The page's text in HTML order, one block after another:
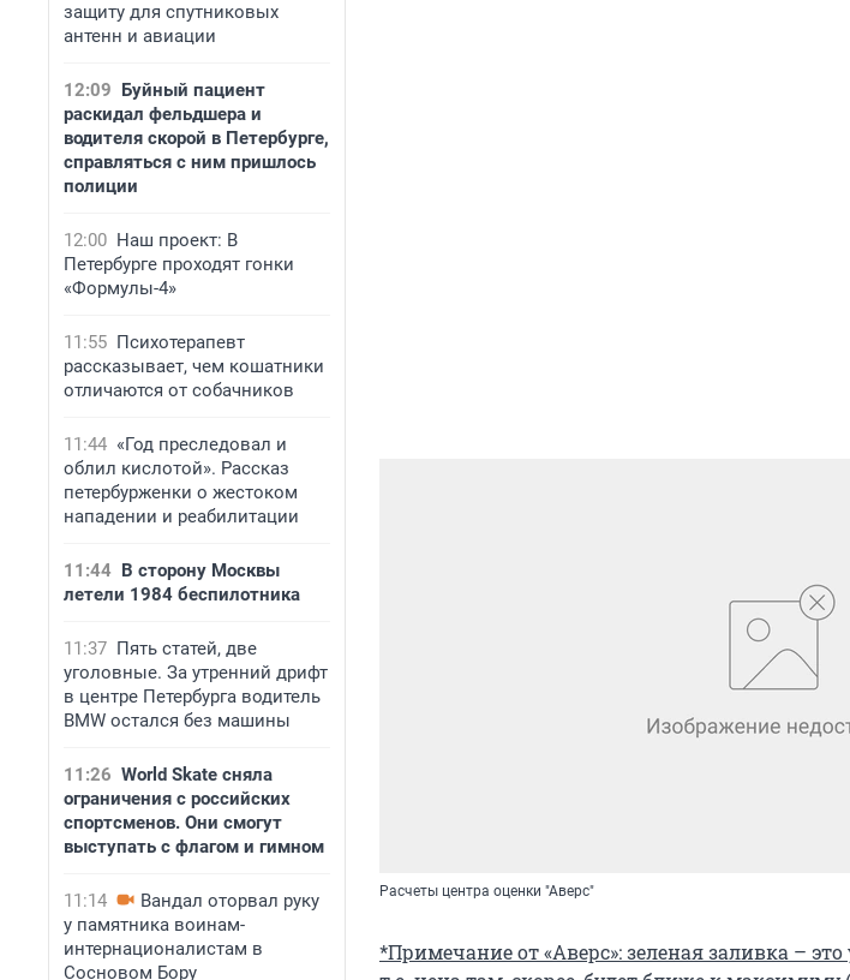
защиту для спутниковых
антенн и авиации
12:09 Буйный пациент
раскидал фельдшера и
водителя скорой в Петербурге,
справляться с ним пришлось
полиции
12:00 Наш проект: В
Петербурге проходят гонки
«Формулы-4»
11:55 Психотерапевт
рассказывает, чем кошатники
отличаются от собачников
11:44 «Год преследовал и
облил кислотой». Рассказ
петербурженки о жестоком
нападении и реабилитации
11:44 В сторону Москвы
летели 1984 беспилотника
11:37 Пять статей, две
уголовные. За утренний дрифт
в центре Петербурга водитель
BMW остался без машины
11:26 World Skate сняла
ограничения с российских
спортсменов. Они смогут
выступать с флагом и гимном
11:14
Вандал оторвал руку
у памятника воинам-
интернационалистам в
Сосновом Бору
Расчеты центра оценки "Аверс"
*Примечание от «Аверс»: зеленая заливка –